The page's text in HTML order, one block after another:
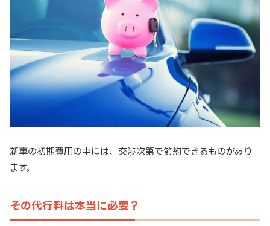
新車の初期費用の中には、交渉次第で節約できるものがあり
ます。
その代行料は本当に必要？